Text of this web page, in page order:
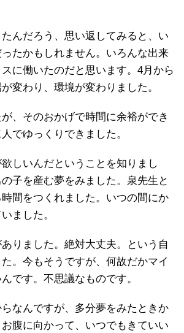
んだろう、思い返してみると、い
たかもしれません。いろんな出来
に働いたのだと思います。4月から
変わり、環境が変わりました。
、そのおかげで時間に余裕ができ
でゆっくりできました。
しいんだということを知りまし
子を産む夢をみました。泉先生と
間をつくれました。いつの間にか
ました。
りました。絶対大丈夫。という自
。今もそうですが、何故だかマイ
です。不思議なものです。
なんですが、多分夢をみたときか
腹に向かって、いつでもきていい